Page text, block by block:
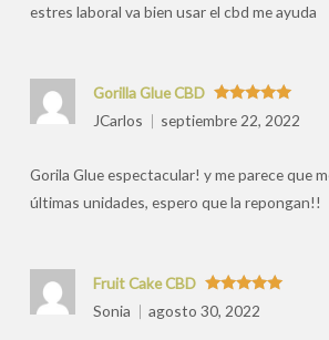
estres laboral va bien usar el cbd me ayuda
Valorado
con5de 5
Gorilla Glue CBD
JCarlos
septiembre 22, 2022
Gorila Glue espectacular! y me parece que
últimas unidades, espero que la repongan!!
Valorado
con5de 5
Fruit Cake CBD
Sonia
agosto 30, 2022